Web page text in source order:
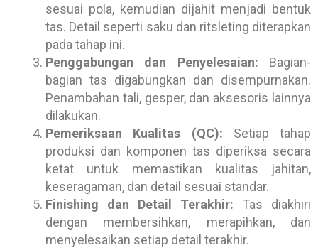
sesuai pola, kemudian dijahit menjadi bentuk
tas. Detail seperti saku dan ritsleting diterapkan
pada tahap ini.
Penggabungan dan Penyelesaian: Bagian-
bagian tas digabungkan dan disempurnakan.
Penambahan tali, gesper, dan aksesoris lainnya
dilakukan.
Pemeriksaan Kualitas (QC): Setiap tahap
produksi dan komponen tas diperiksa secara
ketat untuk memastikan kualitas jahitan,
keseragaman, dan detail sesuai standar.
Finishing dan Detail Terakhir: Tas diakhiri
dengan membersihkan, merapihkan, dan
menyelesaikan setiap detail terakhir.